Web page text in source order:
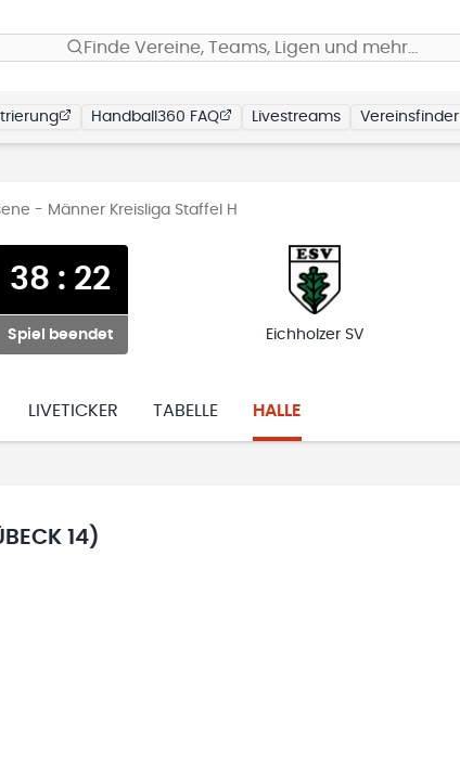
Finde Vereine, Teams, Ligen und mehr…
Handball360 FAQ Livestreams Vereinsfinder
- Männer Kreisliga Staffel H
38 : 22
Spiel beendet Eichholzer SV
LIVETICKER TABELLE HALLE
14)